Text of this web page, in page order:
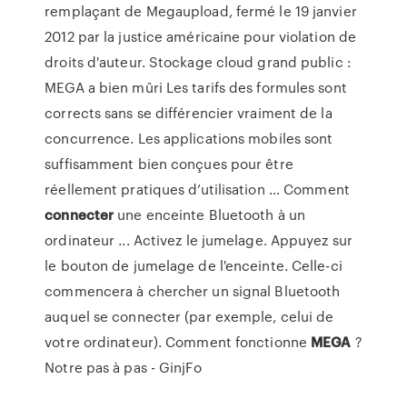
remplaçant de Megaupload, fermé le 19 janvier
2012 par la justice américaine pour violation de
droits d'auteur. Stockage cloud grand public :
MEGA a bien mûri Les tarifs des formules sont
corrects sans se différencier vraiment de la
concurrence. Les applications mobiles sont
suffisamment bien conçues pour être
réellement pratiques d’utilisation ... Comment
connecter une enceinte Bluetooth à un
ordinateur ... Activez le jumelage. Appuyez sur
le bouton de jumelage de l'enceinte. Celle-ci
commencera à chercher un signal Bluetooth
auquel se connecter (par exemple, celui de
votre ordinateur). Comment fonctionne MEGA ?
Notre pas à pas - GinjFo